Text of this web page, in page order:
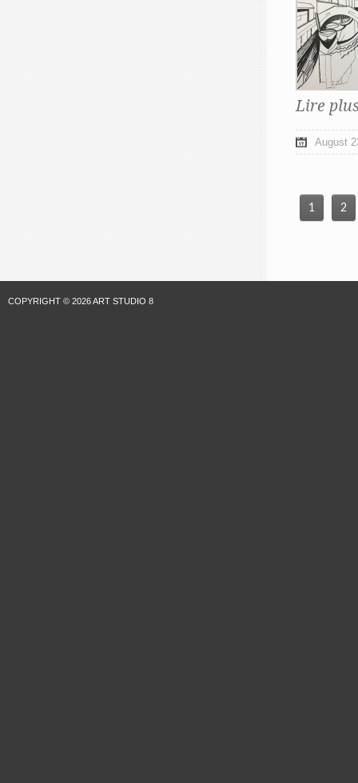
Lire
August
1 2
COPYRIGHT © 2026 ART STUDIO 8